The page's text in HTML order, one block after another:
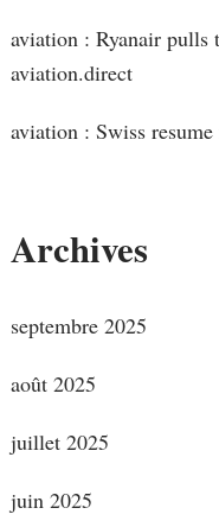
aviation : Ryanair
aviation.direct
aviation : Swiss
Archives
septembre 2025
août 2025
juillet 2025
juin 2025